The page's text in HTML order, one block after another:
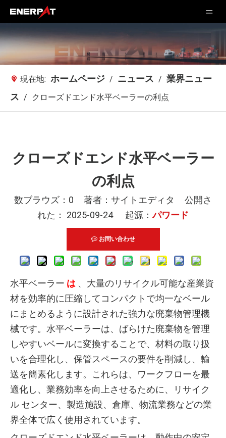
現在地: ホームページ / ニュース / 業界ニュー
ス / クローズドエンド水平ベーラーの利点
クローズドエンド水平ベーラー
の利点
数ブラウズ： 0 著者：サイトエディタ 公開さ
れた： 2025-09-24 起源：パワード
お問い合わせ
水平ベーラー は 、大量のリサイクル可能な産業資
材を効率的に圧縮してコンパクトで均一なベール
にまとめるように設計された強力な廃棄物管理機
械です。水平ベーラーは、ばらけた廃棄物を管理
しやすいベールに変換することで、材料の取り扱
いを合理化し、保管スペースの要件を削減し、輸
送を簡素化します。これらは、ワークフローを最
適化し、業務効率を向上させるために、リサイク
ル センター、製造施設、倉庫、物流業務などの業
界全体で広く使用されています。